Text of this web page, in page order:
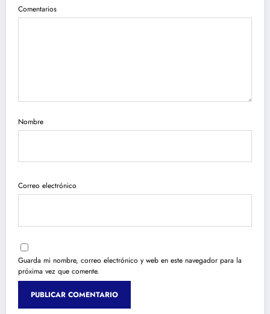
Comentarios
Nombre
Correo electrónico
Guarda mi nombre, correo electrónico y web en este navegador para la
próxima vez que comente.